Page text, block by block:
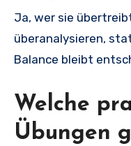
Ja, wer sie
überanalysieren,
Balance bleibt
Welche
Übungen